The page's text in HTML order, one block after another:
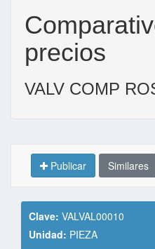
precios
VALV COMP
Publicar Similares
Clave: VALVAL00010
Unidad: PIEZA